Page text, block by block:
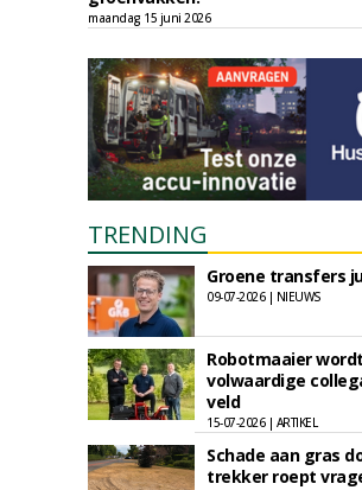
maandag 15 juni 2026
TRENDING
Groene transfers
09-07-2026 | NIEUWS
Robotmaaier wordt
volwaardige
veld
15-07-2026 | ARTIKEL
Schade aan gras
trekker roept